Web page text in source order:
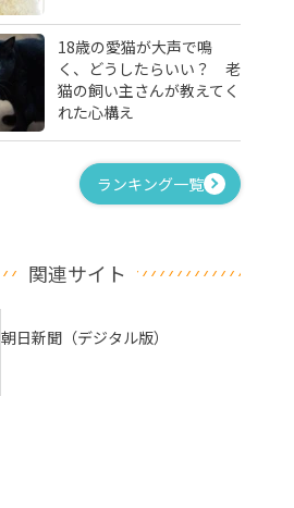
18歳の愛猫が大声で鳴
く、どうしたらいい？ 老
猫の飼い主さんが教えてく
れた心構え
ランキング一覧
関連サイト
朝日新聞（デジタル版）